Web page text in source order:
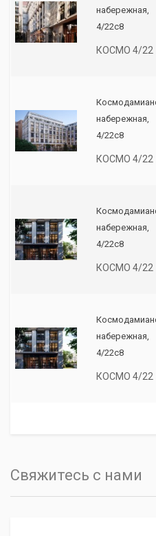
набережная,
4/22с8
КОСМО 4/22
набережная,
4/22с8
КОСМО 4/22
набережная,
4/22с8
КОСМО 4/22
набережная,
4/22с8
КОСМО 4/22
Свяжитесь с нами